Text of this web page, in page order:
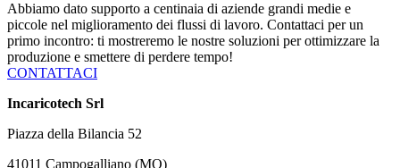
Abbiamo dato supporto a centinaia di aziende grandi medie e
piccole nel miglioramento dei flussi di lavoro. Contattaci per un
primo incontro: ti mostreremo le nostre soluzioni per ottimizzare la
produzione e smettere di perdere tempo!
CONTATTACI
Incaricotech Srl
Piazza della Bilancia 52
41011 Campogalliano (MO)